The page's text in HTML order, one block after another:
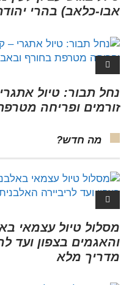
אבו-כלאב) בהרי
נחל תבור: טיול
זורמים ופריחה
מה חדש?
מסלול טיול עצמאי
והאגמים בצפון ועד
מדריך מלא